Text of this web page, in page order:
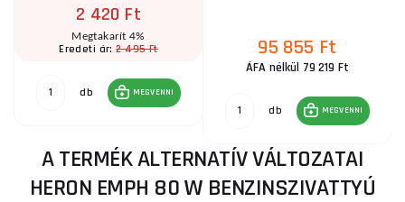
2 420 Ft
Megtakarít 4%
Eredeti ár:2 495 Ft
db MEGVENNI
95 855 Ft
ÁFA nélkül 79 219 Ft
db MEGVENNI
A TERMÉK ALTERNATÍV VÁLTOZATAI
HERON EMPH 80 W BENZINSZIVATTYÚ